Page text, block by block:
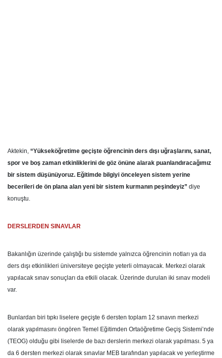
Aktekin, “Yükseköğretime geçişte öğrencinin ders dışı uğraşlarını, sanat,
spor ve boş zaman etkinliklerini de göz önüne alarak puanlandıracağımız
bir sistem düşünüyoruz. Eğitimde bilgiyi önceleyen sistem yerine
becerileri de ön plana alan yeni bir sistem kurmanın peşindeyiz” diye
konuştu.
DERSLERDEN SINAVLAR
Bakanlığın üzerinde çalıştığı bu sistemde yalnızca öğrencinin notları ya da
ders dışı etkinlikleri üniversiteye geçişte yeterli olmayacak. Merkezi olarak
yapılacak sınav sonuçları da etkili olacak. Üzerinde durulan iki sınav modeli
var.
Bunlardan biri tıpkı liselere geçişte 6 dersten toplam 12 sınavın merkezi
olarak yapılmasını öngören Temel Eğitimden Ortaöğretime Geçiş Sistemi’nde
(TEOG) olduğu gibi liselerde de bazı derslerin merkezi olarak yapılması. 5 ya
da 6 dersten merkezi olarak sınavlar MEB tarafından yapılacak ve yerleştirme